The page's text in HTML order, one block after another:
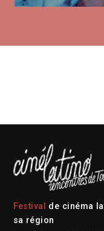
Festival
de cinéma
sa région